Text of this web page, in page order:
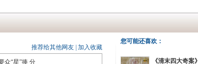
推荐给其他网友 加入收藏
众“星”捧 分
您可能还喜欢：
《清末四大奇案》